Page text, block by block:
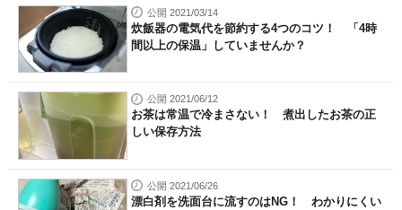
公開 2021/03/14
炊飯器の電気代を節約する4つのコツ！ 「4時
間以上の保温」していませんか？
公開 2021/06/12
お茶は常温で冷まさない！ 煮出したお茶の正
しい保存方法
公開 2021/06/26
漂白剤を洗面台に流すのはNG！ わかりにくい